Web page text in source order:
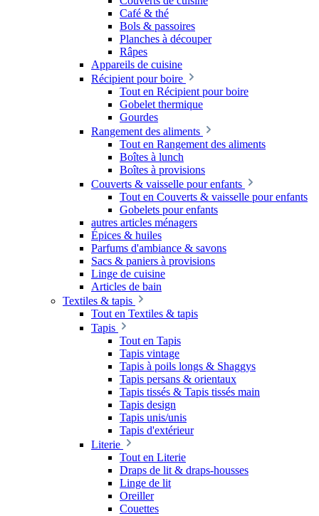
Café & thé
Bols & passoires
Planches à découper
Râpes
Appareils de cuisine
Récipient pour boire
Tout en Récipient pour boire
Gobelet thermique
Gourdes
Rangement des aliments
Tout en Rangement des aliments
Boîtes à lunch
Boîtes à provisions
Couverts & vaisselle pour enfants
Tout en Couverts & vaisselle pour enfants
Gobelets pour enfants
autres articles ménagers
Épices & huiles
Parfums d'ambiance & savons
Sacs & paniers à provisions
Linge de cuisine
Articles de bain
Textiles & tapis
Tout en Textiles & tapis
Tapis
Tout en Tapis
Tapis vintage
Tapis à poils longs & Shaggys
Tapis persans & orientaux
Tapis tissés & Tapis tissés main
Tapis design
Tapis unis/unis
Tapis d'extérieur
Literie
Tout en Literie
Draps de lit & draps-housses
Linge de lit
Oreiller
Couettes